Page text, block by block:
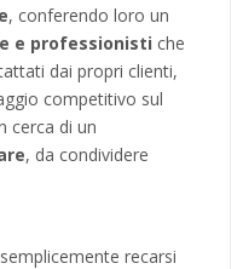
, conferendo loro un
e professionisti che
dai propri clienti,
competitivo sul
cerca di un
, da condividere
recarsi